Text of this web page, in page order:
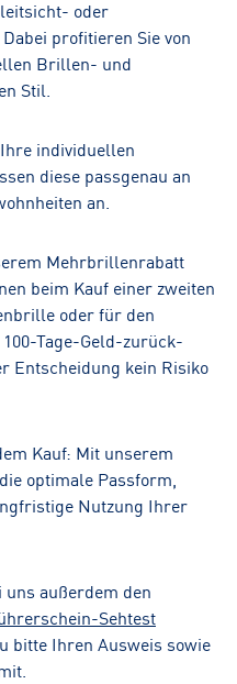
oder
profitieren Sie von
Brillen- und
Stil.
individuellen
diese passgenau an
an.
Mehrbrillenrabatt
beim Kauf einer zweiten
oder für den
Tage-Geld-zurück-
Entscheidung kein Risiko
Kauf: Mit unserem
optimale Passform,
Nutzung Ihrer
außerdem den
Sehtest
bitte Ihren Ausweis sowie